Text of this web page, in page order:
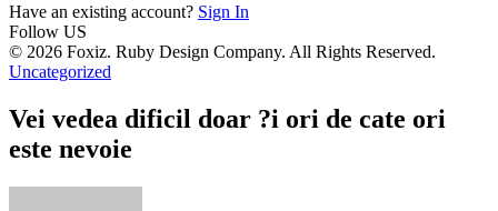
Have an existing account? Sign In
Follow US
© 2026 Foxiz. Ruby Design Company. All Rights Reserved.
Uncategorized
Vei vedea dificil doar ?i ori de cate ori
este nevoie